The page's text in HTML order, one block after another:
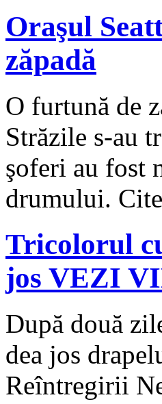
Oraşul
zăpadă
O furtună de
Străzile s-au
şoferi au fost
drumului.
Tricolorul
jos VEZI
După două
dea jos
Reîntregirii